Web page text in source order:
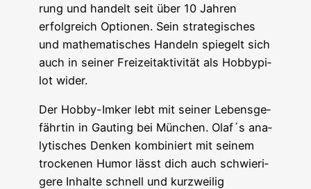
rung und han­delt seit über 10 Jah­ren
erfolg­reich Optio­nen. Sein stra­te­gi­sches
und mathe­ma­ti­sches Han­deln spie­gelt sich
auch in sei­ner Frei­zeit­ak­ti­vi­tät als Hob­by­pi­
lot wider.
Der Hob­by-Imker lebt mit sei­ner Lebens­ge­
fähr­tin in Gau­ting bei Mün­chen. Olaf´s ana­
ly­ti­sches Den­ken kom­bi­niert mit sei­nem
tro­cke­nen Humor lässt dich auch schwie­ri­
ge­re Inhal­te schnell und kurz­wei­lig